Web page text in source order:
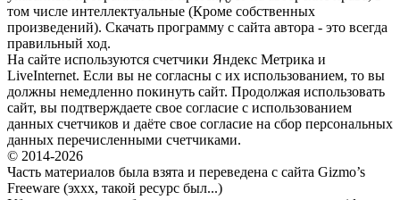
том числе интеллектуальные (Кроме собственных
произведений). Скачать программу с сайта автора - это всегда
правильный ход.
На сайте используются счетчики Яндекс Метрика и
LiveInternet. Если вы не согласны с их использованием, то вы
должны немедленно покинуть сайт. Продолжая использовать
сайт, вы подтверждаете свое согласие с использованием
данных счетчиков и даёте свое согласие на сбор персональных
данных перечисленными счетчиками.
© 2014-2026
Часть материалов была взята и переведена с сайта Gizmo’s
Freeware (эххх, такой ресурс был...)